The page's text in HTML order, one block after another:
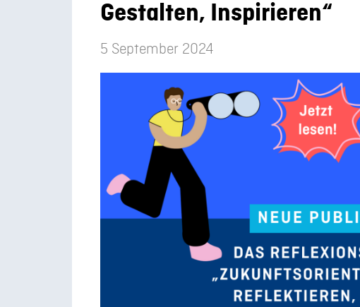
Gestalten, Inspirieren“
5 September 2024